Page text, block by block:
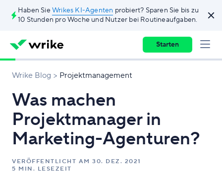
Haben Sie Wrikes KI-Agenten probiert? Sparen Sie bis zu
10 Stunden pro Woche und Nutzer bei Routineaufgaben.
Starten
Wrike Blog Projektmanagement
Was machen
Projektmanager in
Marketing-Agenturen?
VERÖFFENTLICHT AM 30. DEZ. 2021
5 MIN. LESEZEIT